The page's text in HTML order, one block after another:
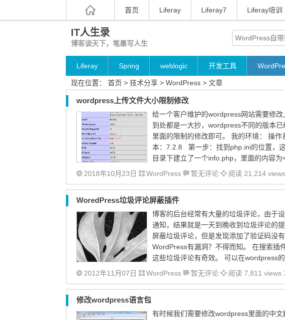
首页 Liferay Liferay7 Liferay培训
IT人生录
博客谈天下，笔墨写人生
Liferay Spring weblogic 开发工具
现在位置： 首页 > 技术分享 > WordPress > 文章
wordpress上传文件大小限制修改
给一个客户维护的wordpress网站需要修
到处都是一大抄，wordpress不同的版本
里面的限制的修改即可。 我的环境： 操
本：7.2.8 第一步：找到php.ini的位置，
目录下建立了一个info.php，里面的内容为
2018年10月23日
WordPress 暂无评论 阅读 21,214
WoredPress垃圾评论屏蔽插件
博客的后台经常有大量的垃圾评论，由于
通知，结果就是一天到晚收到垃圾评论的
屏蔽垃圾评论，但是发现添加了验证码没
WordPress有漏洞？不得而知。 在搜索插
这些垃圾评论有奇效。 可以在wordpress
2012年11月07日
WordPress 暂无评论 阅读 7,811 views
修改wordpress语言包
有时候我们需要修改wordpress里面的中